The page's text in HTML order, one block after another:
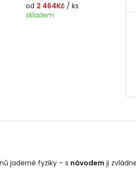
od 2 464Kč / ks
skladem
jaderné fyziky – s návodem ji